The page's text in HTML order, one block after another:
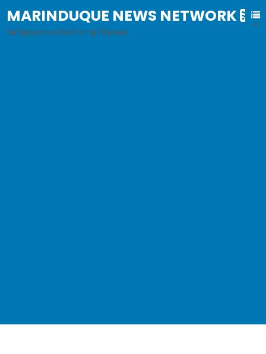
MARINDUQUE NEWS NETWORK
B
al
ita Ngayon sa Sentro ng Pilipinas